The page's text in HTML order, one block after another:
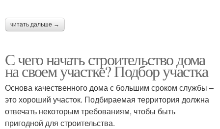
читать дальше →
С чего начать строительство дома
на своем участке? Подбор участка
Основа качественного дома с большим сроком службы –
это хороший участок. Подбираемая территория должна
отвечать некоторым требованиям, чтобы быть
пригодной для строительства.